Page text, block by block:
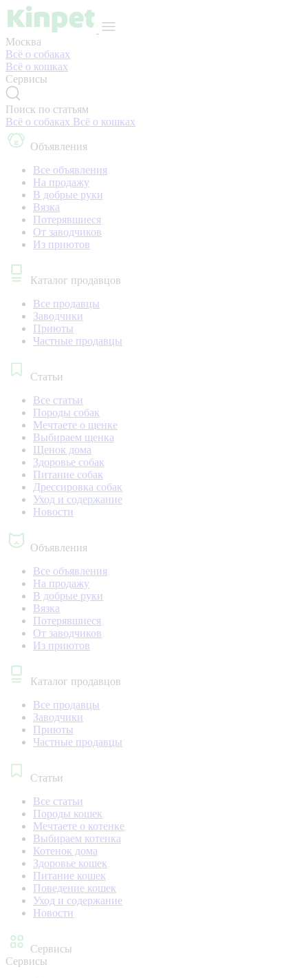
Москва
Всё о собаках
Всё о кошках
Сервисы
Поиск по статьям
Всё о собаках Всё о кошках
Объявления
Все объявления
На продажу
В добрые руки
Вязка
Потерявшиеся
От заводчиков
Из приютов
Каталог продавцов
Все продавцы
Заводчики
Приюты
Частные продавцы
Статьи
Все статьи
Породы собак
Мечтаете о щенке
Выбираем щенка
Щенок дома
Здоровье собак
Питание собак
Дрессировка собак
Уход и содержание
Новости
Объявления
Все объявления
На продажу
В добрые руки
Вязка
Потерявшиеся
От заводчиков
Из приютов
Каталог продавцов
Все продавцы
Заводчики
Приюты
Частные продавцы
Статьи
Все статьи
Породы кошек
Мечтаете о котенке
Выбираем котенка
Котенок дома
Здоровье кошек
Питание кошек
Поведение кошек
Уход и содержание
Новости
Сервисы
Сервисы